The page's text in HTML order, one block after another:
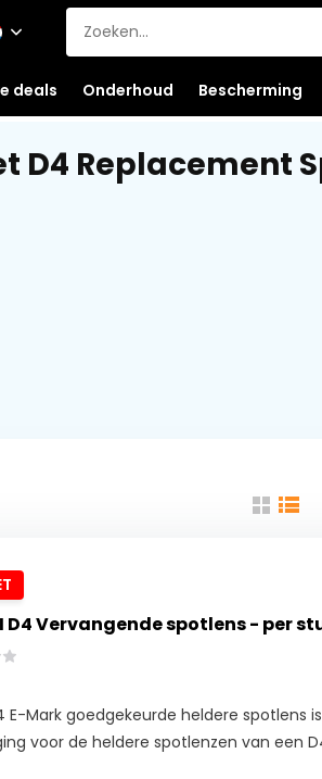
deals Onderhoud Bescherming
Replacement
D4 Vervangende spotlens - per
E-Mark goedgekeurde heldere spotlens
voor de heldere spotlenzen van een